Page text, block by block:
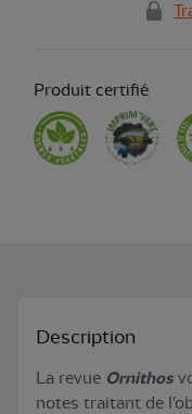
Produit certifié
Description
La revue Ornithos
notes traitant de